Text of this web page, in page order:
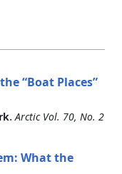
“Boat Places”
.Arctic Vol. 70, No. 2
What the